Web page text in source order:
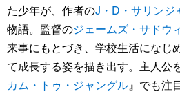
た少年が、作者のJ・D・サリンジ
物語。監督のジェームズ・サドウ
来事にもとづき、学校生活になじ
て成長する姿を描き出す。主人公
カム・トゥ・ジャングル』でも注